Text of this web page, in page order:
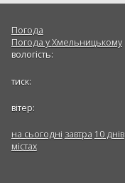
Погода
Погода уХмельницькому
вологість:
тиск:
вітер:
на сьогодні завтра 10 днів
містах